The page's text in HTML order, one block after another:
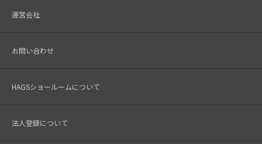
運営会社
お問い合わせ
HAGSショールームについて
法人登録について